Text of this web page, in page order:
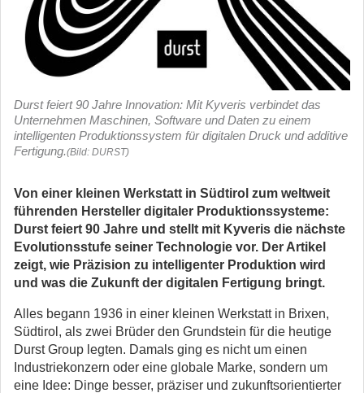
Durst feiert 90 Jahre Innovation: Mit Kyveris verbindet das
Unternehmen Maschinen, Software und Daten zu einem
intelligenten Produktionssystem für digitalen Druck und additive
Fertigung.(Bild: DURST)
Von einer kleinen Werkstatt in Südtirol zum weltweit
führenden Hersteller digitaler Produktionssysteme:
Durst feiert 90 Jahre und stellt mit Kyveris die nächste
Evolutionsstufe seiner Technologie vor. Der Artikel
zeigt, wie Präzision zu intelligenter Produktion wird
und was die Zukunft der digitalen Fertigung bringt.
Alles begann 1936 in einer kleinen Werkstatt in Brixen,
Südtirol, als zwei Brüder den Grundstein für die heutige
Durst Group legten. Damals ging es nicht um einen
Industriekonzern oder eine globale Marke, sondern um
eine Idee: Dinge besser, präziser und zukunftsorientierter